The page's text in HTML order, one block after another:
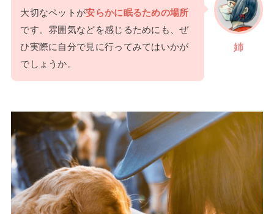
姉
大切なペットが安らかに眠るための場所
です。雰囲気などを感じるためにも、ぜ
ひ実際に自分で見に行ってみてはいかが
でしょうか。